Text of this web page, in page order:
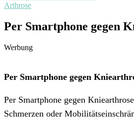
Arthrose
Per Smartphone gegen
Werbung
Per Smartphone gegen
Per Smartphone gegen
Schmerzen oder